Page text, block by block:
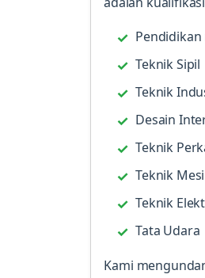
Teknik Sipil
Teknik
Desain
Teknik
Teknik
Teknik
Tata Udara
Kami